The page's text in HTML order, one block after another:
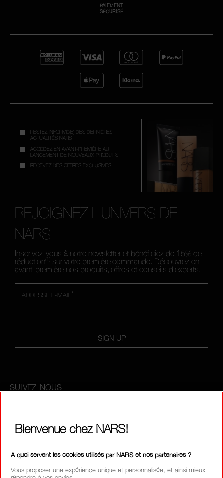
PAIEMENT
SÉCURISÉ
RESTEZ INFORMÉ(E) DES DERNIÈRES
ACTUALITÉS NARS
ACCÉDEZ EN AVANT-PREMIÈRE AU
LANCEMENT DE NOUVEAUX PRODUITS
RECEVEZ DES OFFRES EXCLUSIVES
REJOIGNEZ L'UNIVERS DE
NARS
Inscrivez-vous à notre newsletter et bénéficiez de 15% de
réduction (1) sur votre première commande. Découvrez en
avant-première nos produits, offres et conseils d'experts.
*
ADRESSE E-MAIL
SIGN UP
SUIVEZ-NOUS
Bienvenue chez NARS!
A quoi servent les cookies utilisés par NARS et nos partenaires ?
Vous proposer une expérience unique et personnalisée, et ainsi mieux